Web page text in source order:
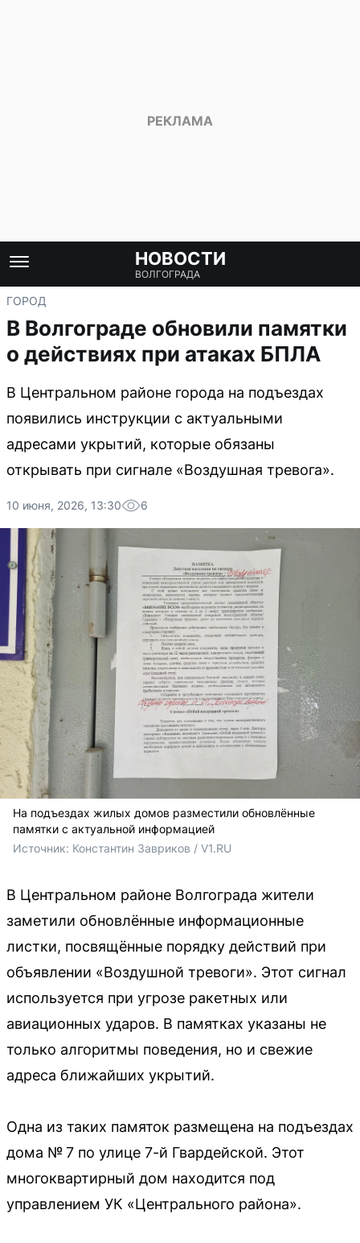
НОВОСТИ
ВОЛГОГРАДА
ГОРОД
В Волгограде обновили памятки
о действиях при атаках БПЛА
В Центральном районе города на подъездах
появились инструкции с актуальными
адресами укрытий, которые обязаны
открывать при сигнале «Воздушная тревога».
10 июня, 2026, 13:30 6
На подъездах жилых домов разместили обновлённые
памятки с актуальной информацией
Источник: Константин Завриков / V1.RU
В Центральном районе Волгограда жители
заметили обновлённые информационные
листки, посвящённые порядку действий при
объявлении «Воздушной тревоги». Этот сигнал
используется при угрозе ракетных или
авиационных ударов. В памятках указаны не
только алгоритмы поведения, но и свежие
адреса ближайших укрытий.
Одна из таких памяток размещена на подъездах
дома № 7 по улице 7-й Гвардейской. Этот
многоквартирный дом находится под
управлением УК «Центрального района».